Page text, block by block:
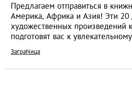
Предлагаем отправиться в
Америка, Африка и Азия! Эти 20
художественных произведений
подготовят вас к
ЗаграNица